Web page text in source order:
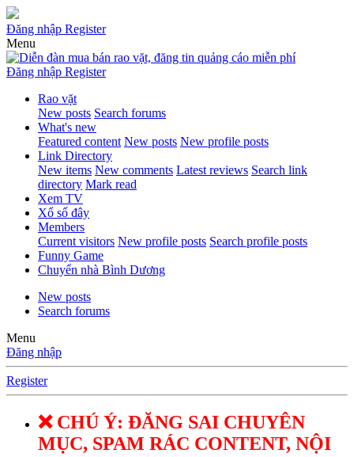
Đăng nhập Register
Menu
Đăng nhập Register
Rao vặt
New posts Search forums
What's new
Featured content New posts New profile posts
Link Directory
New items New comments Latest reviews Search link
directory Mark read
Xem TV
Xổ số đây
Members
Current visitors New profile posts Search profile posts
Funny Game
Chuyển nhà Bình Dương
New posts
Search forums
Menu
Đăng nhập
Register
❌ CHÚ Ý: ĐĂNG SAI CHUYÊN
MỤC, SPAM RÁC CONTENT, NỘI